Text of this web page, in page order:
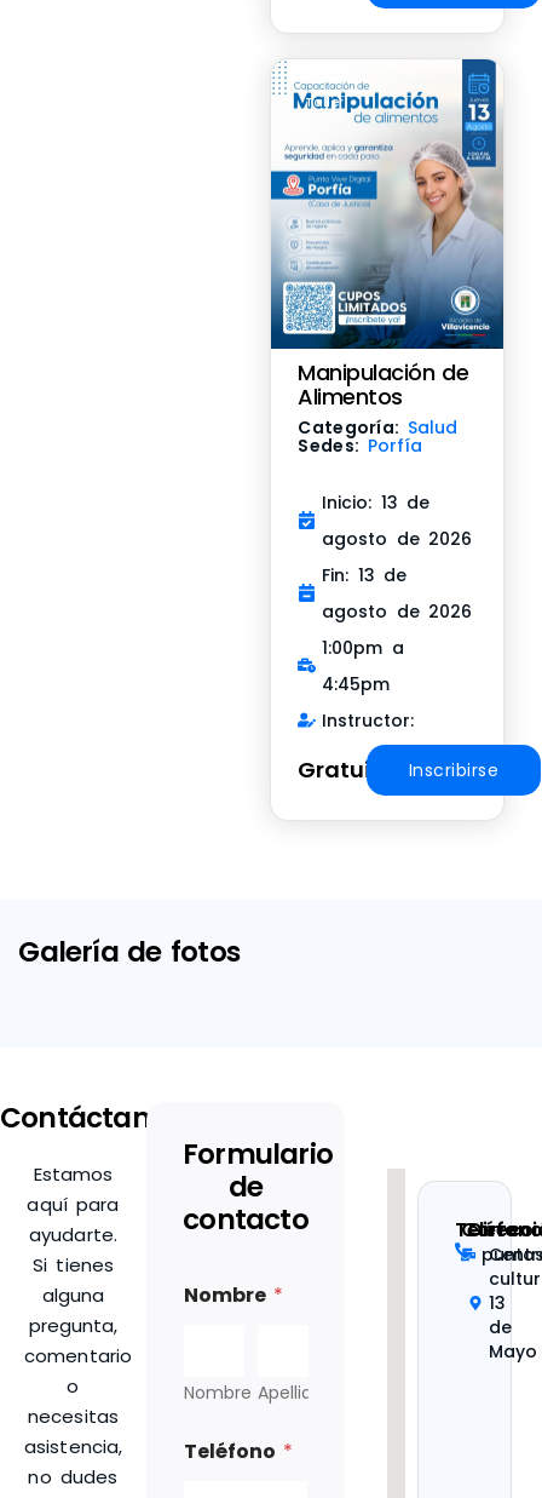
Taller
Manipulación de
Alimentos
Categoría: Salud
Sedes: Porfía
Inicio: 13 de
agosto de 2026
Fin: 13 de
agosto de 2026
1:00pm a
4:45pm
Instructor:
Gratuito Inscribirse
Galería de fotos
Contáctanos
Estamos
aquí para
ayudarte.
Si tienes
alguna
pregunta,
comentario
o
necesitas
asistencia,
no dudes
Formulario
de
contacto
Nombre *
Nombre Apellidos
Teléfono *
Correo
13
de
Mayo